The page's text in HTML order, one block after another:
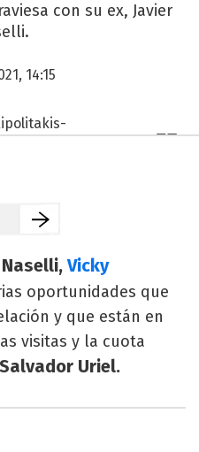
con su ex, Javier
14:15
Naselli,Vicky
oportunidades que
y que están en
visitas y la cuota
Salvador Uriel.